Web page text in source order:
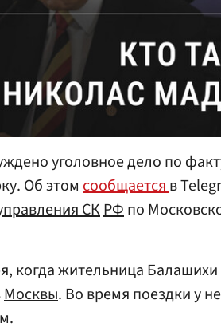
уголовное дело по
Об этом сообщаетсяв
СКРФпо
когда жительница Балашихи
Москвы. Во время поездки у